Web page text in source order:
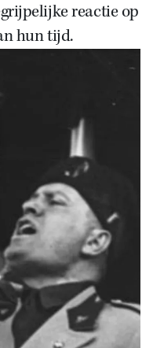
Zoek
reactie op
hun tijd.